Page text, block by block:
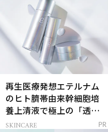
再生医療発想エテルナム
のヒト臍帯由来幹細胞培
養上清液で極上の「透明
感ハリ肌」へ
SKINCARE PR